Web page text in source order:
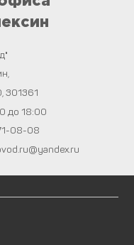
,
301361
до 18:00
08-08